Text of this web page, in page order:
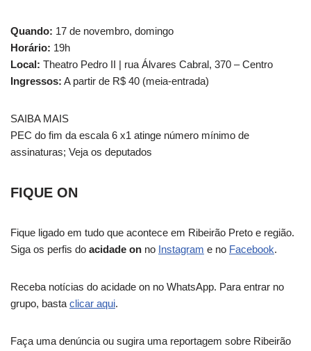
Quando: 17 de novembro, domingo
Horário: 19h
Local: Theatro Pedro II | rua Álvares Cabral, 370 – Centro
Ingressos: A partir de R$ 40 (meia-entrada)
SAIBA MAIS
PEC do fim da escala 6 x1 atinge número mínimo de
assinaturas; Veja os deputados
FIQUE ON
Fique ligado em tudo que acontece em Ribeirão Preto e região.
Siga os perfis do acidade on no Instagram e no Facebook.
Receba notícias do acidade on no WhatsApp. Para entrar no
grupo, basta clicar aqui.
Faça uma denúncia ou sugira uma reportagem sobre Ribeirão